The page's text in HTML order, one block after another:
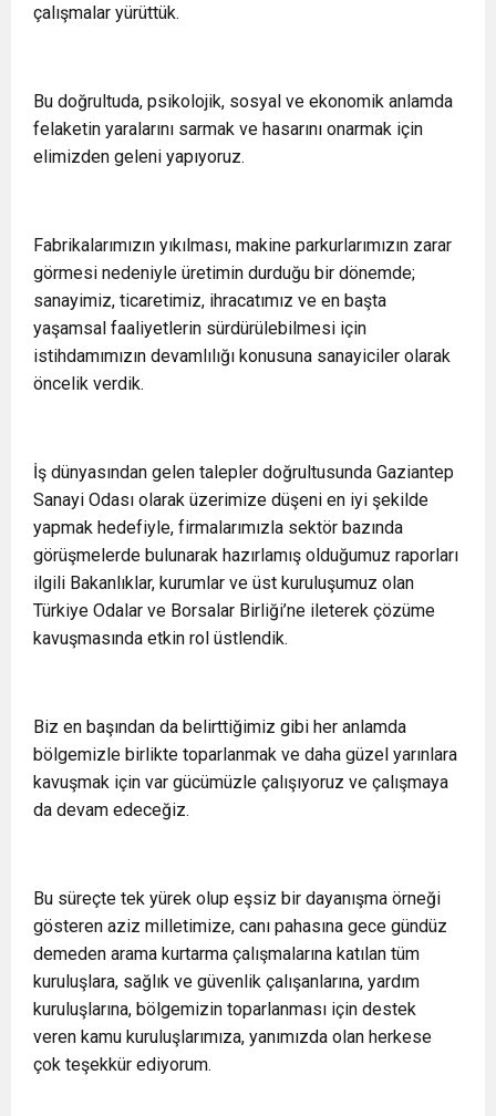
çalışmalar yürüttük.
Bu doğrultuda, psikolojik, sosyal ve ekonomik anlamda
felaketin yaralarını sarmak ve hasarını onarmak için
elimizden geleni yapıyoruz.
Fabrikalarımızın yıkılması, makine parkurlarımızın zarar
görmesi nedeniyle üretimin durduğu bir dönemde;
sanayimiz, ticaretimiz, ihracatımız ve en başta
yaşamsal faaliyetlerin sürdürülebilmesi için
istihdamımızın devamlılığı konusuna sanayiciler olarak
öncelik verdik.
İş dünyasından gelen talepler doğrultusunda Gaziantep
Sanayi Odası olarak üzerimize düşeni en iyi şekilde
yapmak hedefiyle, firmalarımızla sektör bazında
görüşmelerde bulunarak hazırlamış olduğumuz raporları
ilgili Bakanlıklar, kurumlar ve üst kuruluşumuz olan
Türkiye Odalar ve Borsalar Birliği’ne ileterek çözüme
kavuşmasında etkin rol üstlendik.
Biz en başından da belirttiğimiz gibi her anlamda
bölgemizle birlikte toparlanmak ve daha güzel yarınlara
kavuşmak için var gücümüzle çalışıyoruz ve çalışmaya
da devam edeceğiz.
Bu süreçte tek yürek olup eşsiz bir dayanışma örneği
gösteren aziz milletimize, canı pahasına gece gündüz
demeden arama kurtarma çalışmalarına katılan tüm
kuruluşlara, sağlık ve güvenlik çalışanlarına, yardım
kuruluşlarına, bölgemizin toparlanması için destek
veren kamu kuruluşlarımıza, yanımızda olan herkese
çok teşekkür ediyorum.